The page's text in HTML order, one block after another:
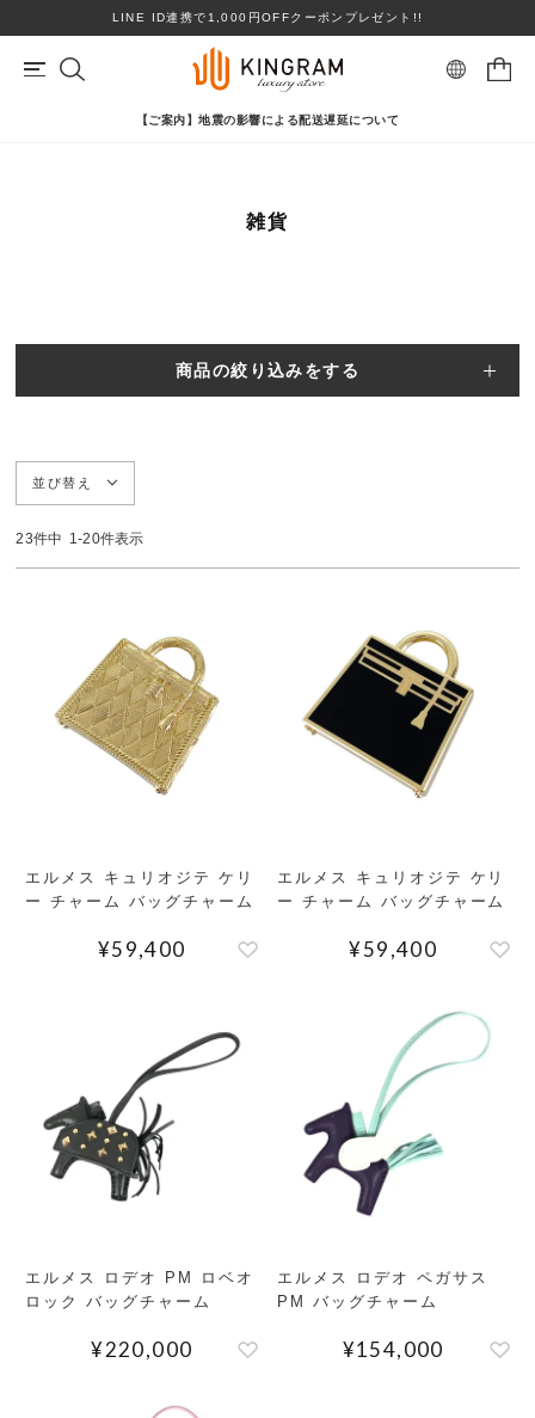
LINE ID連携で1,000円OFFクーポンプレゼント!!
カテゴリを選ぶ
在庫有無
商品ランク
検索する リセット
PRICE DOWN
SHOPPING GUIDE
MEMBERS
SHOPLIST
【ご案内】地震の影響による配送遅延について
雑貨
商品の絞り込みをする
並び替え
23件中 1-20件表示
エルメス キュリオジテ ケリ
ー チャーム バッグチャーム
¥59,400
エルメス キュリオジテ ケリ
ー チャーム バッグチャーム
¥59,400
エルメス ロデオ PM ロベオ
ロック バッグチャーム
¥220,000
エルメス ロデオ ペガサス
PM バッグチャーム
¥154,000